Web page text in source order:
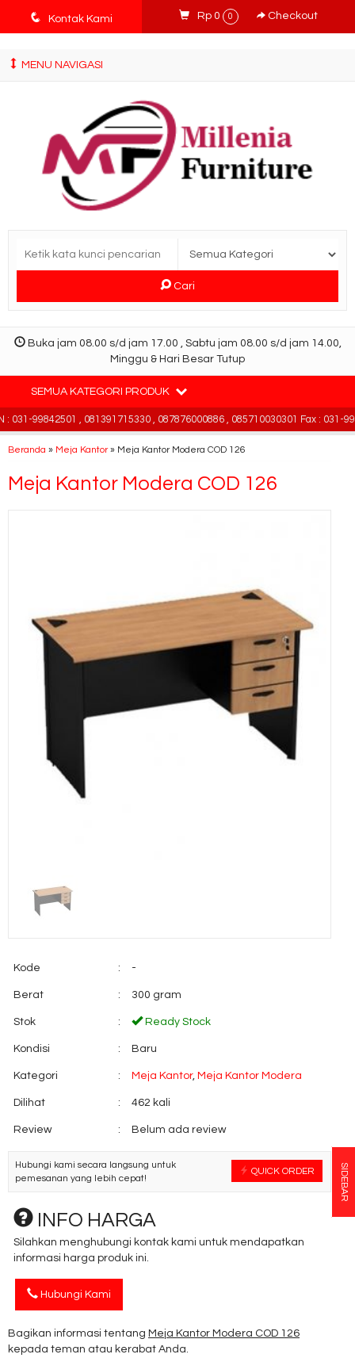
tv3ISbyqwvMDypa7aIfj2FUlPKawe7X5fX5v6wsT4Ns
q Kontak Kami Rp 0 0 Checkout
MENU NAVIGASI
Cari
Buka jam 08.00 s/d jam 17.00 , Sabtu jam 08.00 s/d jam 14.00,
Minggu & Hari Besar Tutup
SEMUA KATEGORI PRODUK
031-99842501 , 081391715330 , 087876000886 , 085710030301 Fax : 031-
Beranda » Meja Kantor» Meja Kantor Modera COD 126
Meja Kantor Modera COD 126
Kode : -
Berat : 300 gram
Stok : Ready Stock
Kondisi : Baru
Kategori : Meja Kantor, Meja Kantor Modera
Dilihat : 462 kali
Review : Belum ada review
QUICK ORDER
Hubungi kami secara langsung untuk
pemesanan yang lebih cepat!
INFO HARGA
Silahkan menghubungi kontak kami untuk mendapatkan
informasi harga produk ini.
Hubungi Kami
Bagikan informasi tentang Meja Kantor Modera COD 126
kepada teman atau kerabat Anda.
SIDEBAR